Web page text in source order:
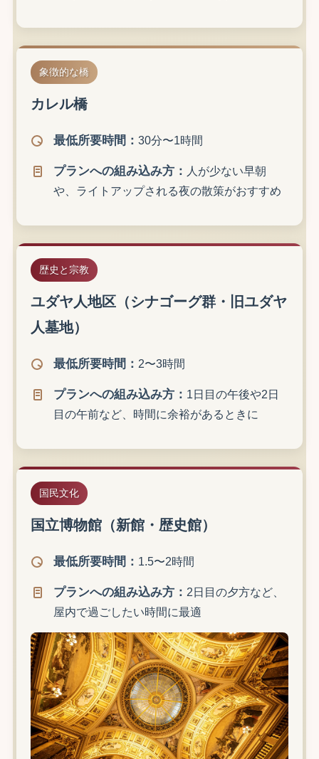
象徴的な橋
カレル橋
最低所要時間： 30分〜1時間
プランへの組み込み方： 人が少ない早朝
や、ライトアップされる夜の散策がおすすめ
歴史と宗教
ユダヤ人地区（シナゴーグ群・旧ユダヤ
人墓地）
最低所要時間： 2〜3時間
プランへの組み込み方： 1日目の午後や2日
目の午前など、時間に余裕があるときに
国民文化
国立博物館（新館・歴史館）
最低所要時間： 1.5〜2時間
プランへの組み込み方： 2日目の夕方など、
屋内で過ごしたい時間に最適